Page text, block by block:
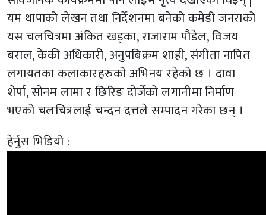
यम थापाको लेखन तथा निर्देशनमा बनेको कमेडी जनराको
यस चलचित्रमा अंकित खड्का, राजाराम पौडेल, विजय
बराल, केकी अधिकारी, अनुपबिक्रम शाही, संगीता नापित
लगायतका कलाकारहरुको अभिनय रहेको छ । दावा
शेर्पा, सोनम लामा र छिरिङ दोर्जेको लगानीमा निर्माण
भएको चलचित्रलाई चन्दन दत्तले सम्पादन गरेका छन् ।
हेर्नुस भिडियो :